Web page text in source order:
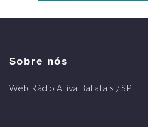
Sobre nós
Web Rádio Ativa Batatais / SP